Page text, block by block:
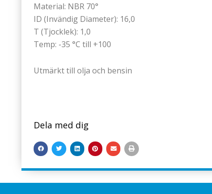
Material: NBR 70°
ID (Invändig Diameter): 16,0
T (Tjocklek): 1,0
Temp: -35 °C till +100
Utmärkt till olja och bensin
Dela med dig